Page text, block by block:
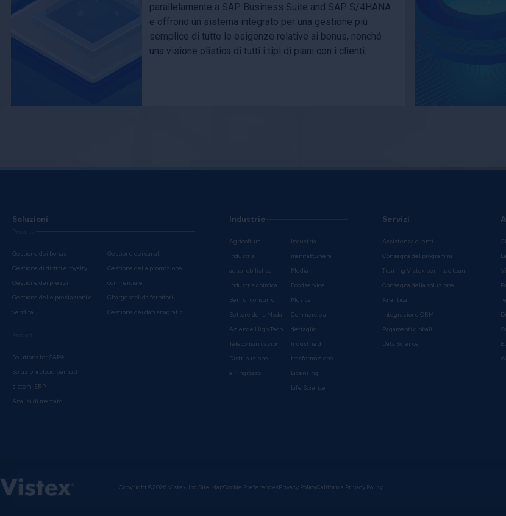
parallelamente a SAP Business Suite and SAP S/4HANA
e offrono un sistema integrato per una gestione più
semplice di tutte le esigenze relative ai bonus, nonché
una visione olistica di tutti i tipi di piani con i clienti.
Soluzioni
Gestione dei bonus
Gestione di diritti e royalty
Gestione dei prezzi
Gestione delle prestazioni di
vendita
Gestione dei canali
Gestione della promozione
commerciale
Chargeback da fornitori
Gestione dei dati anagrafici
Solutions for SAP®
Soluzioni cloud per tutti i
sistemi ERP
Analisi di mercato
Industrie
Agricoltura
Industria
automobilistica
Industria chimica
Beni di consumo
Settore della Moda
Aziende High Tech
Telecomunicazioni
Distribuzione
all’ingrosso
Industria
manifatturiera
Media
Foodservice
Musica
Commercio al
dettaglio
Industria di
trasformazione
Licensing
Life Science
Servizi
Assistenza clienti
Consegna del programma
Training Vistex per il tuo team
Consegna della soluzione
Analitica
Integrazione CRM
Pagamenti globali
Data Science
Copyright ©2026 Vistex, Inc. Site MapCookie PreferencesPrivacy PolicyCalifornia Privacy Policy